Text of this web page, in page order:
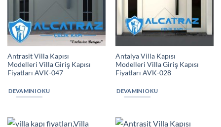
Antrasit Villa Kapısı
Modelleri Villa Giriş Kapısı
Fiyatları AVK-047
DEVAMINI OKU
Antalya Villa Kapısı
Modelleri Villa Giriş Kapısı
Fiyatları AVK-028
DEVAMINI OKU